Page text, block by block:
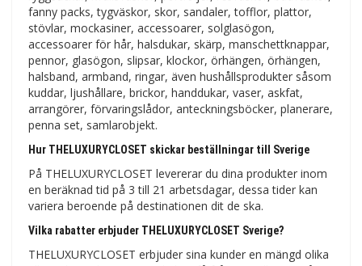
fanny packs, tygväskor, skor, sandaler, tofflor, plattor,
stövlar, mockasiner, accessoarer, solglasögon,
accessoarer för hår, halsdukar, skärp, manschettknappar,
pennor, glasögon, slipsar, klockor, örhängen, örhängen,
halsband, armband, ringar, även hushållsprodukter såsom
kuddar, ljushållare, brickor, handdukar, vaser, askfat,
arrangörer, förvaringslådor, anteckningsböcker, planerare,
penna set, samlarobjekt.
Hur THELUXURYCLOSET skickar beställningar till Sverige
På THELUXURYCLOSET levererar du dina produkter inom
en beräknad tid på 3 till 21 arbetsdagar, dessa tider kan
variera beroende på destinationen dit de ska.
Vilka rabatter erbjuder THELUXURYCLOSET Sverige?
THELUXURYCLOSET erbjuder sina kunder en mängd olika